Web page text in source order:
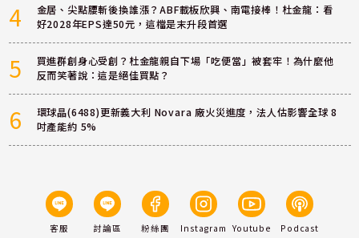
4
金居、尖點腰斬後換誰漲？ABF載板欣興、南電接棒！杜金龍：看
好2028年EPS達50元，這檔是末升段首選
5
買進群創身心受創？杜金龍親自下場「吃便當」被套牢！為什麼他
反而笑著說：這是絕佳買點？
6
環球晶(6488)更新義大利 Novara 廠火災進度，法人估影響全球 8
吋產能約 5%
客服 討論區 粉絲團 Instagram Youtube Podcast